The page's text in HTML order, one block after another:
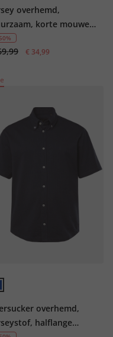
overhemd,
korte mouwen,
Fit, GOTS-
biologisch
€ 34,99
overhemd,
halflange